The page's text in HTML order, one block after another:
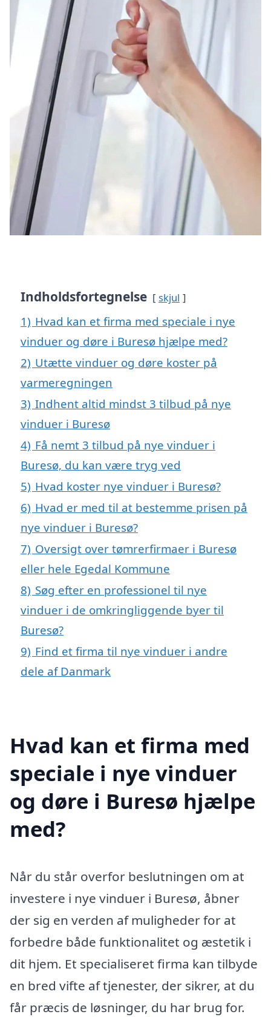
Indholdsfortegnelse skjul
1) Hvad kan et firma med speciale i nye
vinduer og døre i Buresø hjælpe med?
2) Utætte vinduer og døre koster på
varmeregningen
3) Indhent altid mindst 3 tilbud på nye
vinduer i Buresø
4) Få nemt 3 tilbud på nye vinduer i
Buresø, du kan være tryg ved
5) Hvad koster nye vinduer i Buresø?
6) Hvad er med til at bestemme prisen på
nye vinduer i Buresø?
7) Oversigt over tømrerfirmaer i Buresø
eller hele Egedal Kommune
8) Søg efter en professionel til nye
vinduer i de omkringliggende byer til
Buresø?
9) Find et firma til nye vinduer i andre
dele af Danmark
Hvad kan et firma med
speciale i nye vinduer
og døre i Buresø hjælpe
med?
Når du står overfor beslutningen om at
investere i nye vinduer i Buresø, åbner
der sig en verden af muligheder for at
forbedre både funktionalitet og æstetik i
dit hjem. Et specialiseret firma kan tilbyde
en bred vifte af tjenester, der sikrer, at du
får præcis de løsninger, du har brug for.